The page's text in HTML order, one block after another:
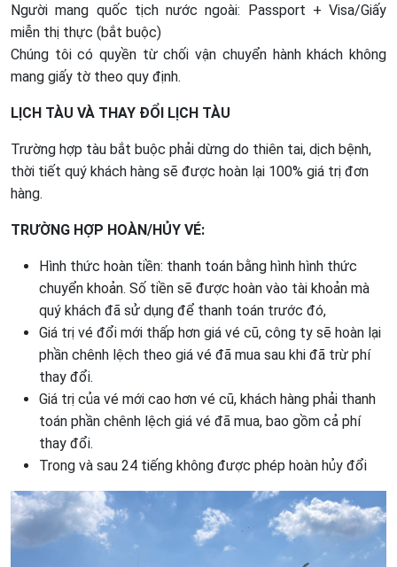
Người mang quốc tịch nước ngoài: Passport + Visa/Giấy
miễn thị thực (bắt buộc)
Chúng tôi có quyền từ chối vận chuyển hành khách không
mang giấy tờ theo quy định.
LỊCH TÀU VÀ THAY ĐỔI LỊCH TÀU
Trường hợp tàu bắt buộc phải dừng do thiên tai, dịch bệnh,
thời tiết quý khách hàng sẽ được hoàn lại 100% giá trị đơn
hàng.
TRƯỜNG HỢP HOÀN/HỦY VÉ:
Hình thức hoàn tiền: thanh toán bằng hình hình thức
chuyển khoản. Số tiền sẽ được hoàn vào tài khoản mà
quý khách đã sử dụng để thanh toán trước đó,
Giá trị vé đổi mới thấp hơn giá vé cũ, công ty sẽ hoàn lại
phần chênh lệch theo giá vé đã mua sau khi đã trừ phí
thay đổi.
Giá trị của vé mới cao hơn vé cũ, khách hàng phải thanh
toán phần chênh lệch giá vé đã mua, bao gồm cả phí
thay đổi.
Trong và sau 24 tiếng không được phép hoàn hủy đổi